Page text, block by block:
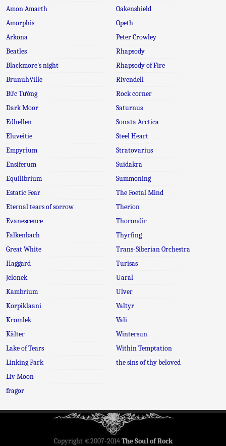
Amon Amarth
Amorphis
Arkona
Beatles
Blackmore's night
BrunuhVille
Bức Tường
Dark Moor
Edhellen
Eluveitie
Empyrium
Ensiferum
Equilibrium
Estatic Fear
Eternal tears of sorrow
Evanescence
Falkenbach
Great White
Haggard
Jelonek
Kambrium
Korpiklaani
Kromlek
Kälter
Lake of Tears
Linking Park
Liv Moon
fragor
Oakenshield
Opeth
Peter Crowley
Rhapsody
Rhapsody of Fire
Rivendell
Rock corner
Saturnus
Sonata Arctica
Steel Heart
Stratovarius
Suidakra
Summoning
The Foetal Mind
Therion
Thorondir
Thyrfing
Trans-Siberian Orchestra
Turisas
Uaral
Ulver
Valtyr
Vàli
Wintersun
Within Temptation
the sins of thy beloved
Copyright ©2007-2014The Soul of Rock